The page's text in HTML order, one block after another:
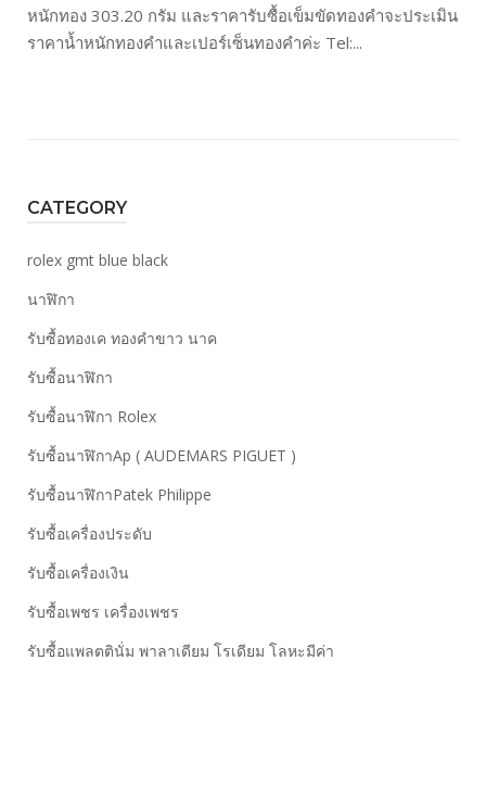
หนักทอง 303.20 กรัม และราคารับซื้อเข็มขัดทองคำจะประเมิน
ราคาน้ำหนักทองคำและเปอร์เซ็นทองคำค่ะ Tel:...
CATEGORY
rolex gmt blue black
นาฬิกา
รับซื้อทองเค ทองคำขาว นาค
รับซื้อนาฬิกา
รับซื้อนาฬิกา Rolex
รับซื้อนาฬิกาAp ( AUDEMARS PIGUET )
รับซื้อนาฬิกาPatek Philippe
รับซื้อเครื่องประดับ
รับซื้อเครื่องเงิน
รับซื้อเพชร เครื่องเพชร
รับซื้อแพลตตินั่ม พาลาเดียม โรเดียม โลหะมีค่า